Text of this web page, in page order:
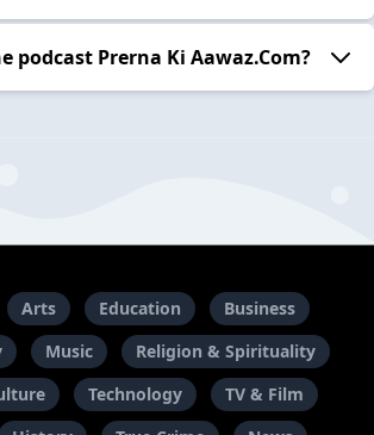
podcast Prerna Ki Aawaz.Com?
Arts Education
Business
Music
Religion & Spirituality
Technology
TV & Film